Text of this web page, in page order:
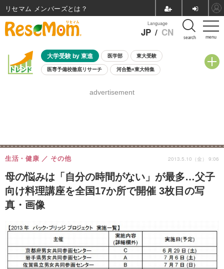
menu
Language
JP / CN search
大学受験 by 東進 医学部 東大受験
医専予備校徹底リサーチ 河合塾×東大特集
8月開催学校説明会・相談会
advertisement
母の悩みは「自分の時間がない」が最多…父子
向け料理講座を全国17か所で開催 3枚目の写
真・画像
生活・健康 その他 2013.5.10（金） 9:06
リセマム メンバーズ